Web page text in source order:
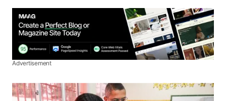
Advertisement